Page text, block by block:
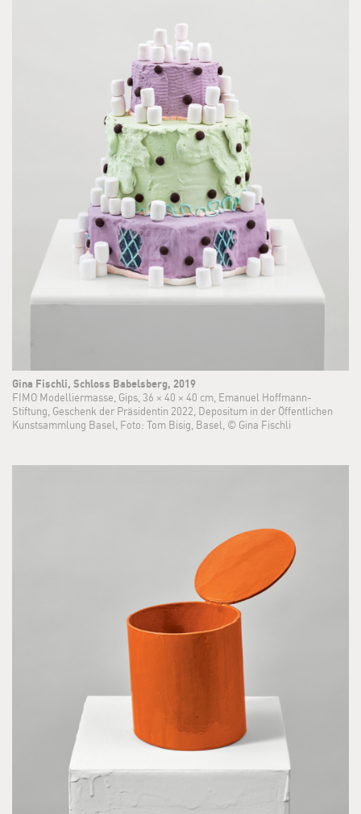
Gina Fischli, Schloss Babelsberg, 2019
FIMO Modelliermasse, Gips, 36 × 40 × 40 cm, Emanuel Hoffmann-
Stiftung, Geschenk der Präsidentin 2022, Depositum in der Öffentlichen
Kunstsammlung Basel, Foto: Tom Bisig, Basel, © Gina Fischli